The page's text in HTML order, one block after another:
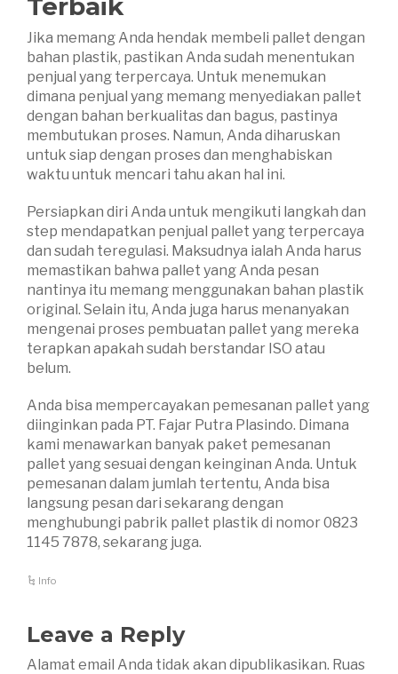
Terbaik
Jika memang Anda hendak membeli pallet dengan
bahan plastik, pastikan Anda sudah menentukan
penjual yang terpercaya. Untuk menemukan
dimana penjual yang memang menyediakan pallet
dengan bahan berkualitas dan bagus, pastinya
membutukan proses. Namun, Anda diharuskan
untuk siap dengan proses dan menghabiskan
waktu untuk mencari tahu akan hal ini.
Persiapkan diri Anda untuk mengikuti langkah dan
step mendapatkan penjual pallet yang terpercaya
dan sudah teregulasi. Maksudnya ialah Anda harus
memastikan bahwa pallet yang Anda pesan
nantinya itu memang menggunakan bahan plastik
original. Selain itu, Anda juga harus menanyakan
mengenai proses pembuatan pallet yang mereka
terapkan apakah sudah berstandar ISO atau
belum.
Anda bisa mempercayakan pemesanan pallet yang
diinginkan pada PT. Fajar Putra Plasindo. Dimana
kami menawarkan banyak paket pemesanan
pallet yang sesuai dengan keinginan Anda. Untuk
pemesanan dalam jumlah tertentu, Anda bisa
langsung pesan dari sekarang dengan
menghubungi pabrik pallet plastik di nomor 0823
1145 7878, sekarang juga.
Info
Leave a Reply
Alamat email Anda tidak akan dipublikasikan. Ruas